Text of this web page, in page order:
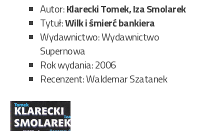
Autor:Klarecki Tomek, Iza Smolarek
Tytuł:Wilk i śmierć bankiera
Wydawnictwo: Wydawnictwo
Supernowa
Rok wydania: 2006
Recenzent: Waldemar Szatanek